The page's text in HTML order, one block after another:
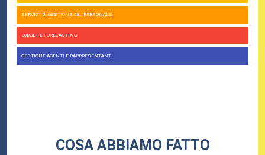
SERVIZI DI GESTIONE DEL PERSONALE
BUDGET E FORECASTING
GESTIONE AGENTI E RAPPRESENTANTI
COSA ABBIAMO FATTO